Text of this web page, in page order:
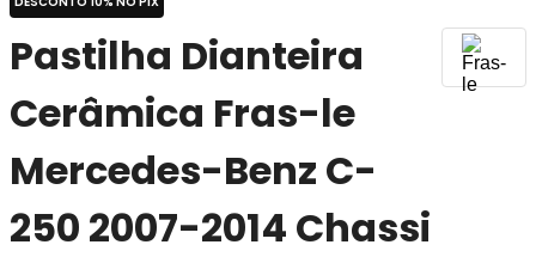
Pastilha Dianteira
Cerâmica Fras-le
Mercedes-Benz C-
250 2007-2014 Chassi